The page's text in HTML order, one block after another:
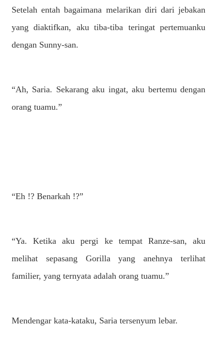
Setelah entah bagaimana melarikan diri dari jebakan
yang diaktifkan, aku tiba-tiba teringat pertemuanku
dengan Sunny-san.
“Ah, Saria. Sekarang aku ingat, aku bertemu dengan
orang tuamu.”
“Eh !? Benarkah !?”
“Ya. Ketika aku pergi ke tempat Ranze-san, aku
melihat sepasang Gorilla yang anehnya terlihat
familier, yang ternyata adalah orang tuamu.”
Mendengar kata-kataku, Saria tersenyum lebar.